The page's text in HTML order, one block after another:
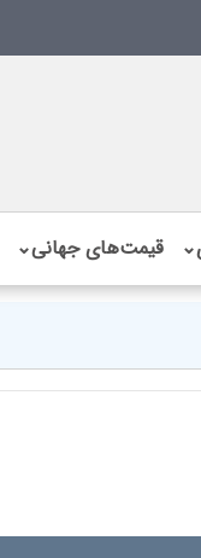
⌄ قیمت‌های جهانی⌄